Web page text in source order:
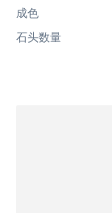
成色
石头数量